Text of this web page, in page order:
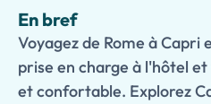
En bref
Voyagez de Rome à Capri
prise en charge à l'hôtel
et confortable. Explorez